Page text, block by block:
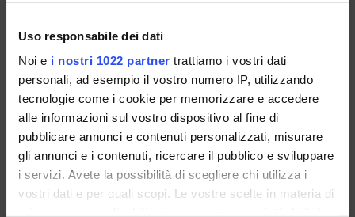
Uso responsabile dei dati
Noi e i nostri 1022 partner trattiamo i vostri dati
personali, ad esempio il vostro numero IP, utilizzando
tecnologie come i cookie per memorizzare e accedere
alle informazioni sul vostro dispositivo al fine di
pubblicare annunci e contenuti personalizzati, misurare
gli annunci e i contenuti, ricercare il pubblico e sviluppare
i servizi. Avete la possibilità di scegliere chi utilizza i
vostri dati e per quali scopi. Le vostre scelte in materia di